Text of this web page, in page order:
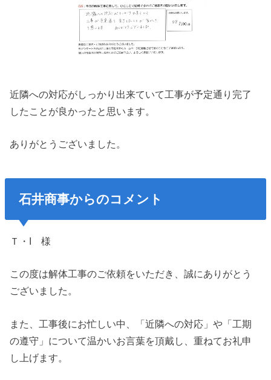
近隣への対応がしっかり出来ていて工事が予定通り完了
したことが良かったと思います。
ありがとうございました。
石井商事からのコメント
Ｔ・I 様
この度は解体工事のご依頼をいただき、誠にありがとう
ございました。
また、工事後にお忙しい中、「近隣への対応」や「工期
の遵守」について温かいお言葉を頂戴し、重ねてお礼申
し上げます。